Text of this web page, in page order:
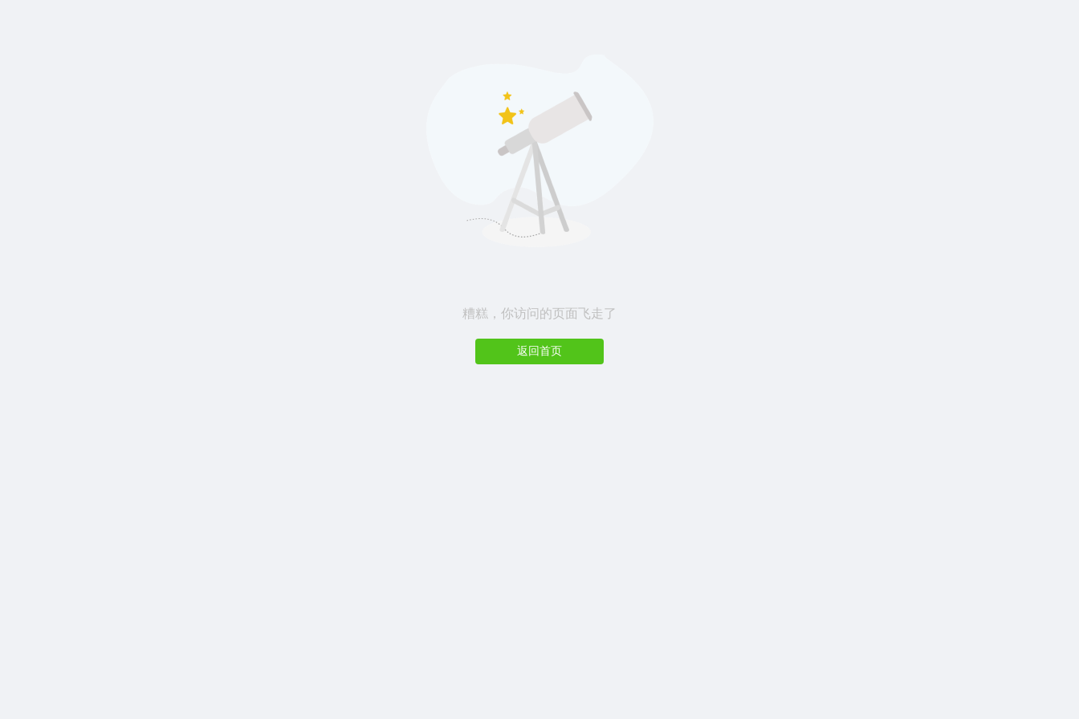
糟糕，你访问的页面飞走了
返回首页